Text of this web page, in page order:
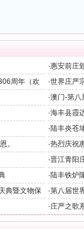
·惠安前庄
周年（欢
·世界庄严
州）
·澳门-第八
·海丰县霞
·陆丰炎苍
。 ·热烈庆祝
隆重举行
·晋江青阳
·陆丰铁炉
典暨文物保
·第八届世
·庄严之歌